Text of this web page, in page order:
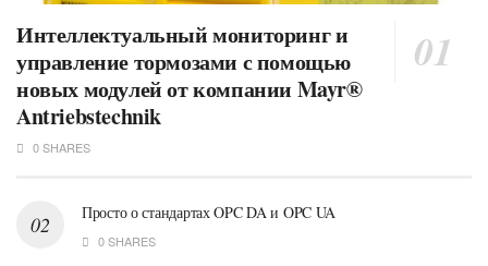
Интеллектуальный мониторинг и
управление тормозами с помощью
новых модулей от компании Mayr®
Antriebstechnik
0 SHARES
Просто о стандартах OPC DA и OPC UA
0 SHARES